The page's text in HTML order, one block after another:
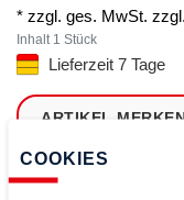
* zzgl. ges. MwSt. zzgl.
Inhalt 1 Stück
Lieferzeit 7 Tage
ARTIKEL
COOKIES